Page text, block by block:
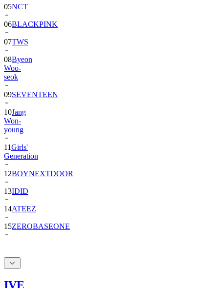
06BLACKPINK
07TWS
08Byeon
Woo-
seok
09SEVENTEEN
10Jang
Won-
young
11Girls'
Generation
12BOYNEXTDOOR
13IDID
14ATEEZ
15ZEROBASEONE
IVE